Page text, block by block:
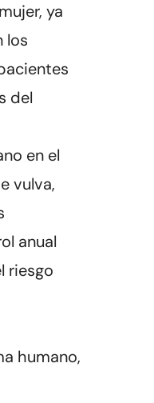
ya
los
del
en el
vulva,
anual
riesgo
humano,